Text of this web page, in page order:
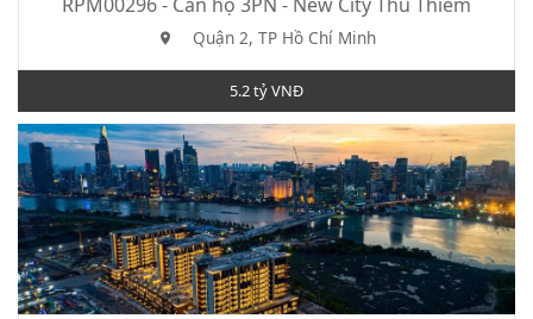
Quận 2, TP Hồ Chí Minh
5.2 tỷ VNĐ